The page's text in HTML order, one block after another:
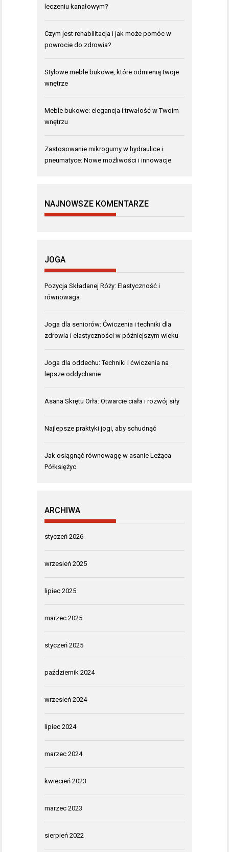
leczeniu kanałowym?
Czym jest rehabilitacja i jak może pomóc w
powrocie do zdrowia?
Stylowe meble bukowe, które odmienią twoje
wnętrze
Meble bukowe: elegancja i trwałość w Twoim
wnętrzu
Zastosowanie mikrogumy w hydraulice i
pneumatyce: Nowe możliwości i innowacje
NAJNOWSZE KOMENTARZE
JOGA
Pozycja Składanej Róży: Elastyczność i
równowaga
Joga dla seniorów: Ćwiczenia i techniki dla
zdrowia i elastyczności w późniejszym wieku
Joga dla oddechu: Techniki i ćwiczenia na
lepsze oddychanie
Asana Skrętu Orła: Otwarcie ciała i rozwój siły
Najlepsze praktyki jogi, aby schudnąć
Jak osiągnąć równowagę w asanie Leżąca
Półksiężyc
ARCHIWA
styczeń 2026
wrzesień 2025
lipiec 2025
marzec 2025
styczeń 2025
październik 2024
wrzesień 2024
lipiec 2024
marzec 2024
kwiecień 2023
marzec 2023
sierpień 2022